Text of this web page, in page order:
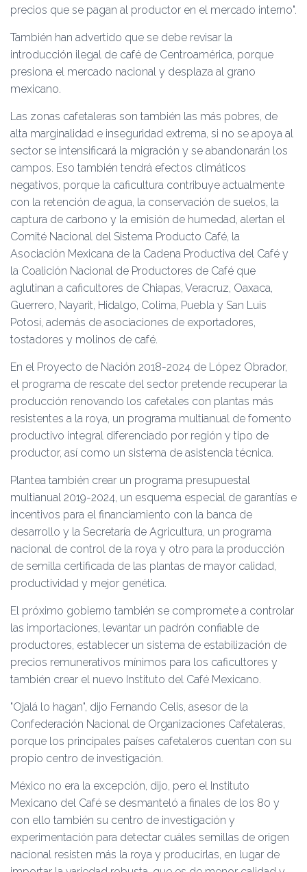
precios que se pagan al productor en el mercado interno .
También han advertido que se debe revisar la
introducción ilegal de café de Centroamérica, porque
presiona el mercado nacional y desplaza al grano
mexicano.
Las zonas cafetaleras son también las más pobres, de
alta marginalidad e inseguridad extrema, si no se apoya al
sector se intensificará la migración y se abandonarán los
campos. Eso también tendrá efectos climáticos
negativos, porque la caficultura contribuye actualmente
con la retención de agua, la conservación de suelos, la
captura de carbono y la emisión de humedad, alertan el
Comité Nacional del Sistema Producto Café, la
Asociación Mexicana de la Cadena Productiva del Café y
la Coalición Nacional de Productores de Café que
aglutinan a caficultores de Chiapas, Veracruz, Oaxaca,
Guerrero, Nayarit, Hidalgo, Colima, Puebla y San Luis
Potosí, además de asociaciones de exportadores,
tostadores y molinos de café.
En el Proyecto de Nación 2018-2024 de López Obrador,
el programa de rescate del sector pretende recuperar la
producción renovando los cafetales con plantas más
resistentes a la roya, un programa multianual de fomento
productivo integral diferenciado por región y tipo de
productor, así como un sistema de asistencia técnica.
Plantea también crear un programa presupuestal
multianual 2019-2024, un esquema especial de garantías e
incentivos para el financiamiento con la banca de
desarrollo y la Secretaría de Agricultura, un programa
nacional de control de la roya y otro para la producción
de semilla certificada de las plantas de mayor calidad,
productividad y mejor genética.
El próximo gobierno también se compromete a controlar
las importaciones, levantar un padrón confiable de
productores, establecer un sistema de estabilización de
precios remunerativos mínimos para los caficultores y
también crear el nuevo Instituto del Café Mexicano.
Ojalá lo hagan , dijo Fernando Celis, asesor de la
Confederación Nacional de Organizaciones Cafetaleras,
porque los principales países cafetaleros cuentan con su
propio centro de investigación.
México no era la excepción, dijo, pero el Instituto
Mexicano del Café se desmanteló a finales de los 80 y
con ello también su centro de investigación y
experimentación para detectar cuáles semillas de origen
nacional resisten más la roya y producirlas, en lugar de